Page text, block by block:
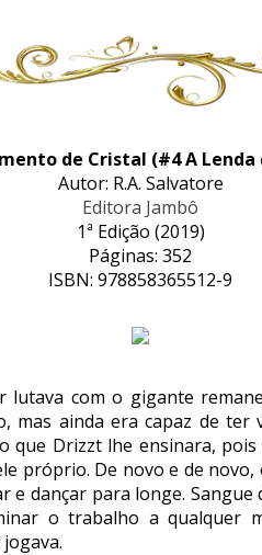
de Cristal (#4 A
Autor: R.A. Salvatore
Editora Jambô
1ª Edição (2019)
Páginas: 352
ISBN: 978858365512-9
com o gigante
mas ainda era capaz de ter
Drizzt lhe ensinara,
próprio. De novo e de
e dançar para longe.
o trabalho a qualquer